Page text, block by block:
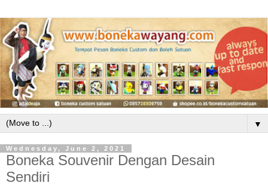
▼
Wednesday, June 2, 2021
Boneka Souvenir Dengan Desain
Sendiri